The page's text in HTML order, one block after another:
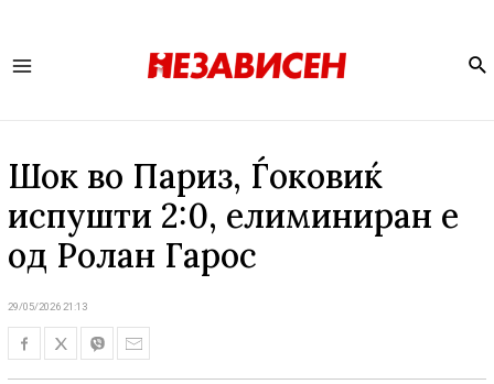
Шок во Париз, Ѓоковиќ
испушти 2:0, елиминиран е
од Ролан Гарос
29/05/2026 21:13